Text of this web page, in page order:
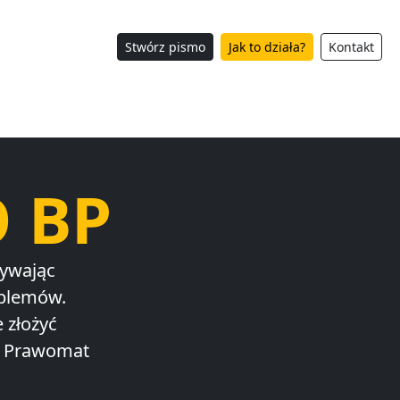
Stwórz pismo Jak to działa? Kontakt
BP
Prawomat